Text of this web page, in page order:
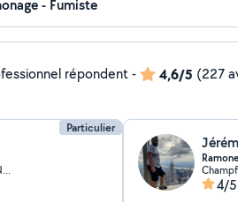
répondent- 4,6/5 (227
Particulier
Chalon-sur-Saône (Pres Saint-Jean Nord)
4/5